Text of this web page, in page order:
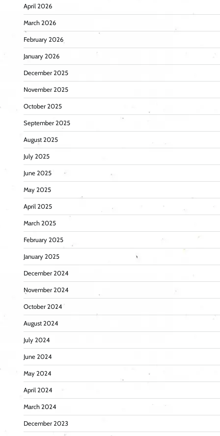
April 2026
March 2026
February 2026
January 2026
December 2025
November 2025
October 2025
September 2025
August 2025
July 2025
June 2025
May 2025
April 2025
March 2025
February 2025
January 2025
December 2024
November 2024
October 2024
August 2024
July 2024
June 2024
May 2024
April 2024
March 2024
December 2023